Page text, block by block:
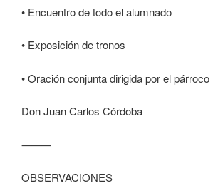
• Encuentro de todo el alumnado
• Exposición de tronos
• Oración conjunta dirigida por el párroco
Don Juan Carlos Córdoba
⸻
OBSERVACIONES